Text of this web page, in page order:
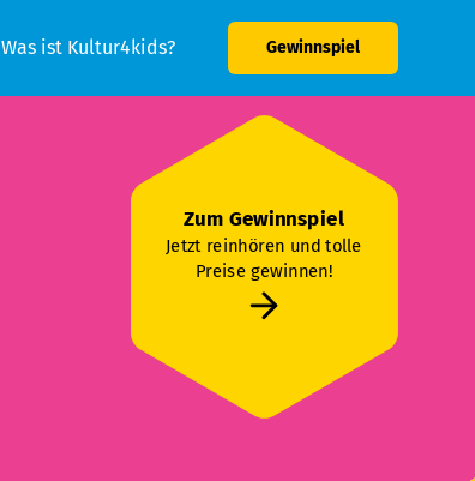
Was ist Kultur4kids? Gewinnspiel
Zum Gewinnspiel
Jetzt reinhören und tolle
Preise gewinnen!